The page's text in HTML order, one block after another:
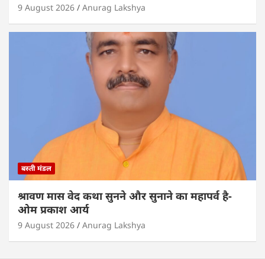
9 August 2026 Anurag Lakshya
बस्ती मंडल
श्रावण मास वेद कथा सुनने और सुनाने का महापर्व है-
ओम प्रकाश आर्य
9 August 2026 Anurag Lakshya